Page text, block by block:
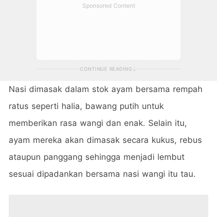
Sponsored Content
CONTINUE READING
Nasi dimasak dalam stok ayam bersama rempah
ratus seperti halia, bawang putih untuk
memberikan rasa wangi dan enak. Selain itu,
ayam mereka akan dimasak secara kukus, rebus
ataupun panggang sehingga menjadi lembut
sesuai dipadankan bersama nasi wangi itu tau.